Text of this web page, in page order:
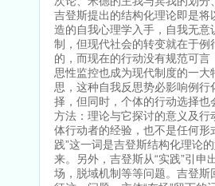
吉登斯提出的结构化理论即是
造的自我心理学入手，自我无
制，但现代社会的转变就在于
的，而现在的行动没有规范可
思性监控也成为现代制度的一
思，这种自我反思势必影响例
择，但同时，个体的行动选择
方法：理论与它探讨的意义及
体行动者的经验，也不是任何
践”这一词是吉登斯结构化理论
来。另外，吉登斯从“实践”引
场，脱域机制等等问题。吉登